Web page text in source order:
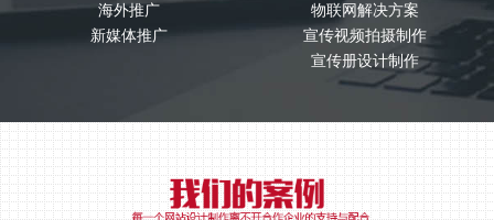
海外推广
新媒体推广
物联网解决方案
宣传视频拍摄制作
宣传册设计制作